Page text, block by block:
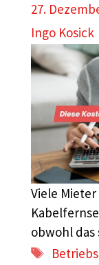
27.
Ingo Kosick
Viele
obwohl